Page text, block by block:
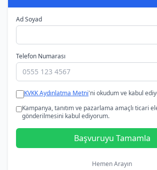
Ad Soyad
Telefon Numarası
KVKK Aydınlatma Metni'ni okudum ve kabul
Kampanya, tanıtım ve pazarlama amaçlı ticari
gönderilmesini kabul ediyorum.
Başvuruyu Tamamla
Hemen Arayın